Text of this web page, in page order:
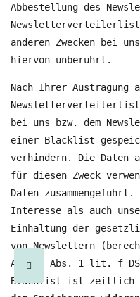
Abbestellung des
anderen Zwecken bei
hiervon unberührt.
Nach Ihrer Austragung
bei uns bzw. dem
einer Blacklist
verhindern. Die Daten
für diesen Zweck
Daten
Interesse als auch
Einhaltung der
von Newslettern
Art. 6 Abs. 1 lit. f
Blacklist ist zeitlich